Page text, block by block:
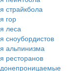
страйкбола
гор
леса
сноубордистов
альпинизма
ресторанов